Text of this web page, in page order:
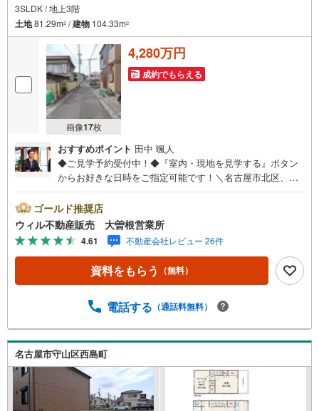
3SLDK / 地上3階
土地81.29m2 /建物 104.33m2
画像17枚
4,280万円
成約でもらえる
おすすめポイント 田中 颯人
◆ご見学予約受付中！◆『室内・現地を見学する』ボタン
からお好きな日時をご指定可能です！＼名古屋市北区、守
区、守山区の直接のご売却依頼を数多くいただいている不
動産仲介会社です。ネット上で分かる立地環境はもちろ
ん、過去にお任せいただいたお客様に現地の生の声をもと
に住戸環境を提案致します。＼平日のお住まい探しの方へ/
弊社では平日にご内覧・契約など平日にお住まい探しをさ
れるお客様にサービスをご用意しています。＼お仕事で忙
事前にご予約頂きましたら営業時間外でのご内覧もご対応
動産業者間で不動産情報が共有されているので、名古屋市
全域や、その他隣接エリアでもご内覧が可能です！ 【大曽
根営業所】○地下鉄名城線、JR中央線「大曽根」駅徒歩1分
○お子様が遊べるキッズスペースあり○定休日ございません
ゴールド推奨店
ウィル不動産販売 大曽根営業所
4.61 不動産会社レビュー 26件
資料をもらう （無料）
電話する （通話料無料）
名古屋市守山区西島町